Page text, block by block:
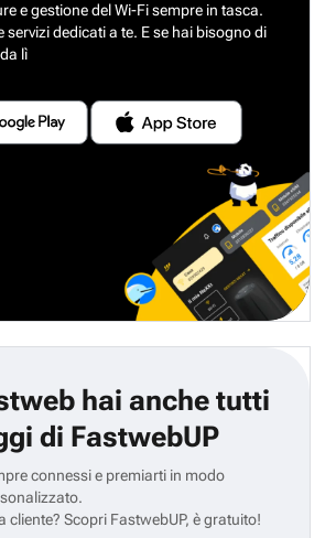
e gestione del Wi-Fi sempre in tasca.
servizi dedicati a te. E se hai bisogno di
lì
hai anche tutti
di FastwebUP
connessi e premiarti in modo
cliente? Scopri FastwebUP, è gratuito!